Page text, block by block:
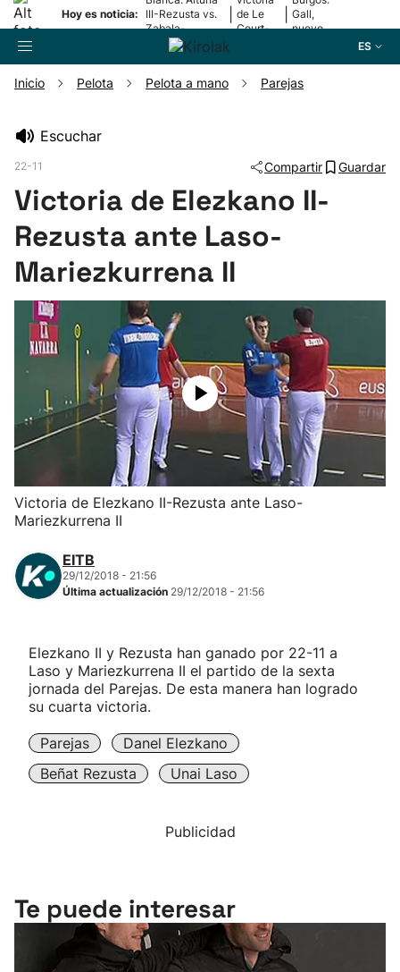
Hoy es noticia:
III-Rezusta vs.
Zabala-
Zabaleta
de Le
Court-
Gall,
nuevo
ES
Pelota
Remo
Baloncesto
Ciclismo
Herri-kirolak
Kirolak 360
Atletismo
Más deportes
Inicio Pelota Pelota a mano Parejas
Escuchar
22-11 Compartir Guardar
Victoria de Elezkano II-
Rezusta ante Laso-
Mariezkurrena II
Victoria de Elezkano II-Rezusta ante Laso-
Mariezkurrena II
EITB
29/12/2018 - 21:56
Última actualización 29/12/2018 - 21:56
Elezkano II y Rezusta han ganado por 22-11 a
Laso y Mariezkurrena II el partido de la sexta
jornada del Parejas. De esta manera han logrado
su cuarta victoria.
Parejas
Danel Elezkano
Beñat Rezusta
Unai Laso
Publicidad
Te puede interesar